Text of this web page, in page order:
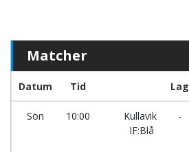
Matcher
Datum Tid Lag
Sön 10:00
Kullavik
IF:Blå
-